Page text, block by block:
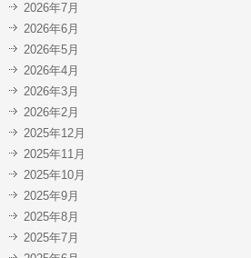
2026年7月
2026年6月
2026年5月
2026年4月
2026年3月
2026年2月
2025年12月
2025年11月
2025年10月
2025年9月
2025年8月
2025年7月